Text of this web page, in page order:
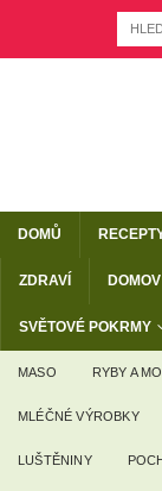
DOMŮ
ZDRAVÍ DOMOV
SVĚTOVÉ POKRMY
MASO RYBY A
MLÉČNÉ VÝROBKY
LUŠTĚNINY